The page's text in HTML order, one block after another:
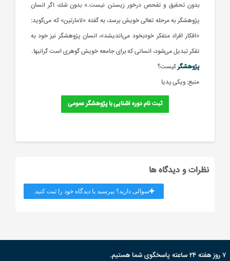
بدون‌ تحقیق‌ و تفحص درخور زیستن‌ نیست‌.» بدون‌ شك‌ اگر انسان‌
پژوهشگر به‌ مرحله‌ تعالی‌ خویش‌ برسد، به‌ گفته‌ «لامارتین‌» كه‌ می‌گوید:
«افكار افراد متفكر خودبخود می‌اندیشد»، انسان‌ پژوهشگر نیز خود به‌
تفكر تبدیل‌ می‌شود، انسانی‌ كه‌ برای‌ جامعه‌ خویش‌ گوهری‌ است‌ گرانبها.
پژوهشگرکیست؟
منبع: ویکی پدیا
ثبت نام دوره آشنایی با پژوهشگر عمومی
نظرات و دیدگاه ها
سوالی دارید؟ بپرسید یا دیدگاه خود را ثبت کنید.
۷ روز هفته ۲۴ ساعته پاسخگوی شما هستیم.